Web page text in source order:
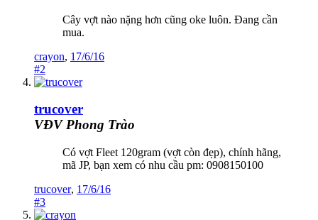
Cây vợt nào nặng hơn cũng oke luôn. Đang cần
mua.
crayon, 17/6/16
#2
trucover
VĐV Phong Trào
Có vợt Fleet 120gram (vợt còn đẹp), chính hãng,
mã JP, bạn xem có nhu cầu pm: 0908150100
trucover, 17/6/16
#3